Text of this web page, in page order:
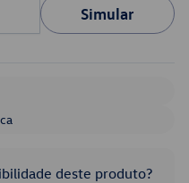
Simular
deste produto?